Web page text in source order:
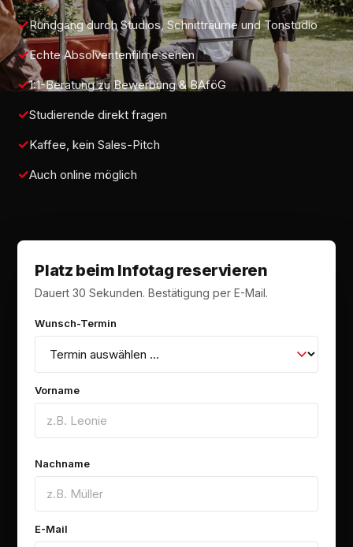
Rundgang durch Studios, Schnitträume und Tonstudio
Echte Absolventenfilme sehen
1:1-Beratung zu Bewerbung & BAföG
Studierende direkt fragen
Kaffee, kein Sales-Pitch
Auch online möglich
Platz beim Infotag reservieren
Dauert 30 Sekunden. Bestätigung per E-Mail.
Wunsch-Termin
Vorname
Nachname
E-Mail